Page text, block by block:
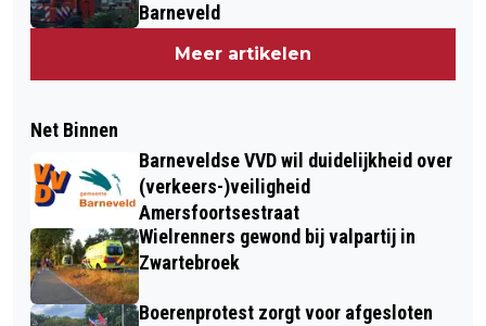
Barneveld
Meer artikelen
Net Binnen
Barneveldse VVD wil duidelijkheid over
(verkeers-)veiligheid
Amersfoortsestraat
Wielrenners gewond bij valpartij in
Zwartebroek
Boerenprotest zorgt voor afgesloten